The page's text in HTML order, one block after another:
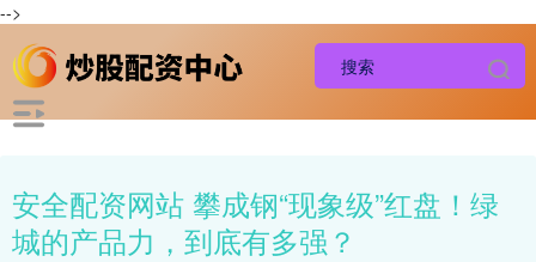
-->
安全配资网站 攀成钢“现象级”红盘！绿
城的产品力，到底有多强？